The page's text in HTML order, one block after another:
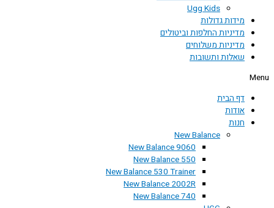
Ugg Kids
מידות גדולות
מדיניות החלפות וביטולים
מדיניות משלוחים
שאלות ותשובות
Menu
דף הבית
אודות
חנות
New Balance
New Balance 9060
New Balance 550
New Balance 530 Trainer
New Balance 2002R
New Balance 740